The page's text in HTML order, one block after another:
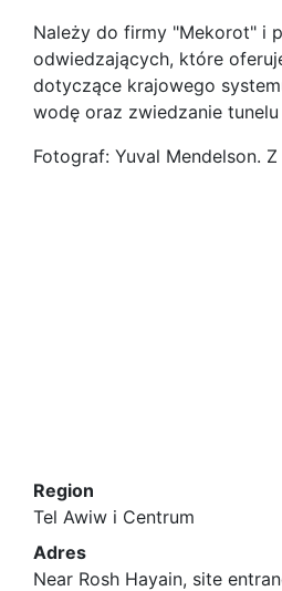
Należy do firmy "Mekorot" i
odwiedzających, które
dotyczące krajowego
wodę oraz zwiedzanie
Fotograf: Yuval Mendelson.
Region
Tel Awiw i Centrum
Adres
Near Rosh Hayain, site